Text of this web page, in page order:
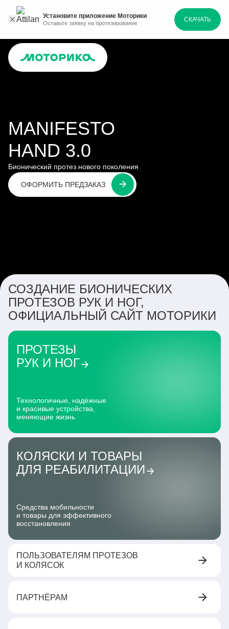
Установите приложение Моторики
Оставьте заявку на протезирование СКАЧАТЬ
MANIFESTO
HAND 3.0
Бионический протез нового поколения
ОФОРМИТЬ ПРЕДЗАКАЗ
СОЗДАНИЕ БИОНИЧЕСКИХ
ПРОТЕЗОВ РУК И НОГ,
ОФИЦИАЛЬНЫЙ САЙТ МОТОРИКИ
ПРОТЕЗЫ
РУК И НОГ
Технологичные, надёжные
и красивые устройства,
меняющие жизнь
КОЛЯСКИ И ТОВАРЫ
ДЛЯ РЕАБИЛИТАЦИИ
Средства мобильности
и товары для эффективного
восстановления
ПОЛЬЗОВАТЕЛЯМ ПРОТЕЗОВ
И КОЛЯСОК
ПАРТНЁРАМ